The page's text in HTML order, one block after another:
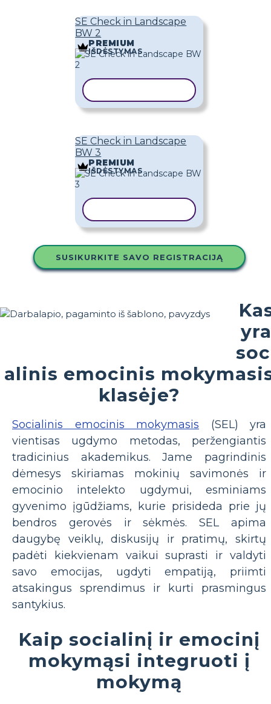
SE Check in Landscape
BW 2
PREMIUM
IŠDĖSTYMAS
SE Check in Landscape
BW 3
PREMIUM
IŠDĖSTYMAS
SUSIKURKITE SAVO REGISTRACIJĄ
yra
alinis emocinis
klasėje?
Socialinis emocinis mokymasis (SEL) yra
vientisas ugdymo metodas, peržengiantis
tradicinius akademikus. Jame pagrindinis
dėmesys skiriamas mokinių savimonės ir
emocinio intelekto ugdymui, esminiams
gyvenimo įgūdžiams, kurie prisideda prie jų
bendros gerovės ir sėkmės. SEL apima
daugybę veiklų, diskusijų ir pratimų, skirtų
padėti kiekvienam vaikui suprasti ir valdyti
savo emocijas, ugdyti empatiją, priimti
atsakingus sprendimus ir kurti prasmingus
santykius.
Kaip socialinį ir emocinį
mokymąsi integruoti į
mokymą